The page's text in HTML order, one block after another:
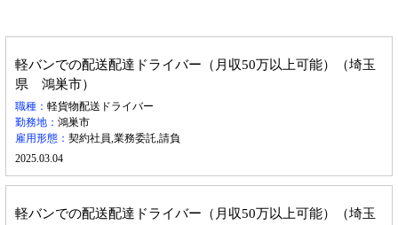
軽バンでの配送配達ドライバー（月収50万以上可能）（埼玉
県 鴻巣市）
職種： 軽貨物配送ドライバー
勤務地： 鴻巣市
雇用形態： 契約社員,業務委託,請負
2025.03.04
軽バンでの配送配達ドライバー（月収50万以上可能）（埼玉